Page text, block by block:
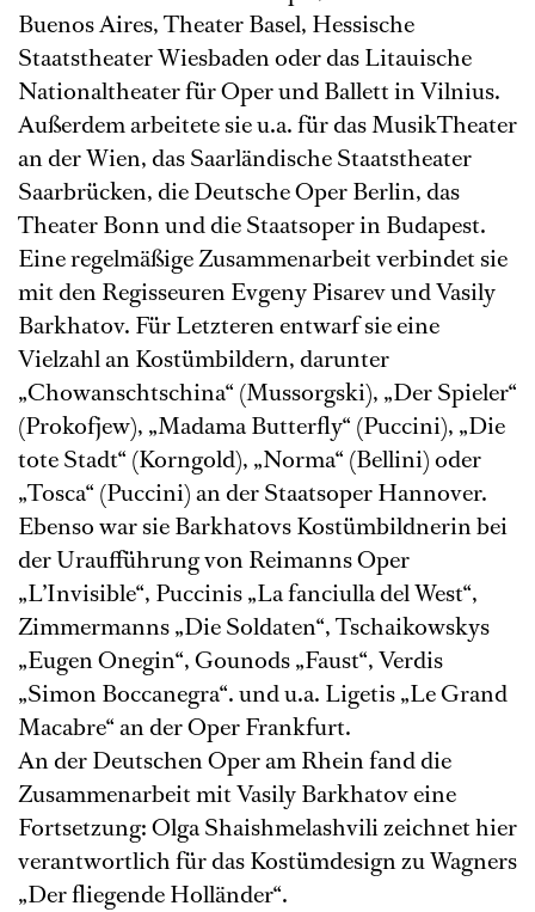
Buenos Aires, Theater Basel, Hessische
Staatstheater Wiesbaden oder das Litauische
Nationaltheater für Oper und Ballett in Vilnius.
Außerdem arbeitete sie u.a. für das MusikTheater
an der Wien, das Saarländische Staatstheater
Saarbrücken, die Deutsche Oper Berlin, das
Theater Bonn und die Staatsoper in Budapest.
Eine regelmäßige Zusammenarbeit verbindet sie
mit den Regisseuren Evgeny Pisarev und Vasily
Barkhatov. Für Letzteren entwarf sie eine
Vielzahl an Kostümbildern, darunter
„Chowanschtschina“ (Mussorgski), „Der Spieler“
(Prokofjew), „Madama Butterfly“ (Puccini), „Die
tote Stadt“ (Korngold), „Norma“ (Bellini) oder
„Tosca“ (Puccini) an der Staatsoper Hannover.
Ebenso war sie Barkhatovs Kostümbildnerin bei
der Uraufführung von Reimanns Oper
„L’Invisible“, Puccinis „La fanciulla del West“,
Zimmermanns „Die Soldaten“, Tschaikowskys
„Eugen Onegin“, Gounods „Faust“, Verdis
„Simon Boccanegra“. und u.a. Ligetis „Le Grand
Macabre“ an der Oper Frankfurt.
An der Deutschen Oper am Rhein fand die
Zusammenarbeit mit Vasily Barkhatov eine
Fortsetzung: Olga Shaishmelashvili zeichnet hier
verantwortlich für das Kostümdesign zu Wagners
„Der fliegende Holländer“.